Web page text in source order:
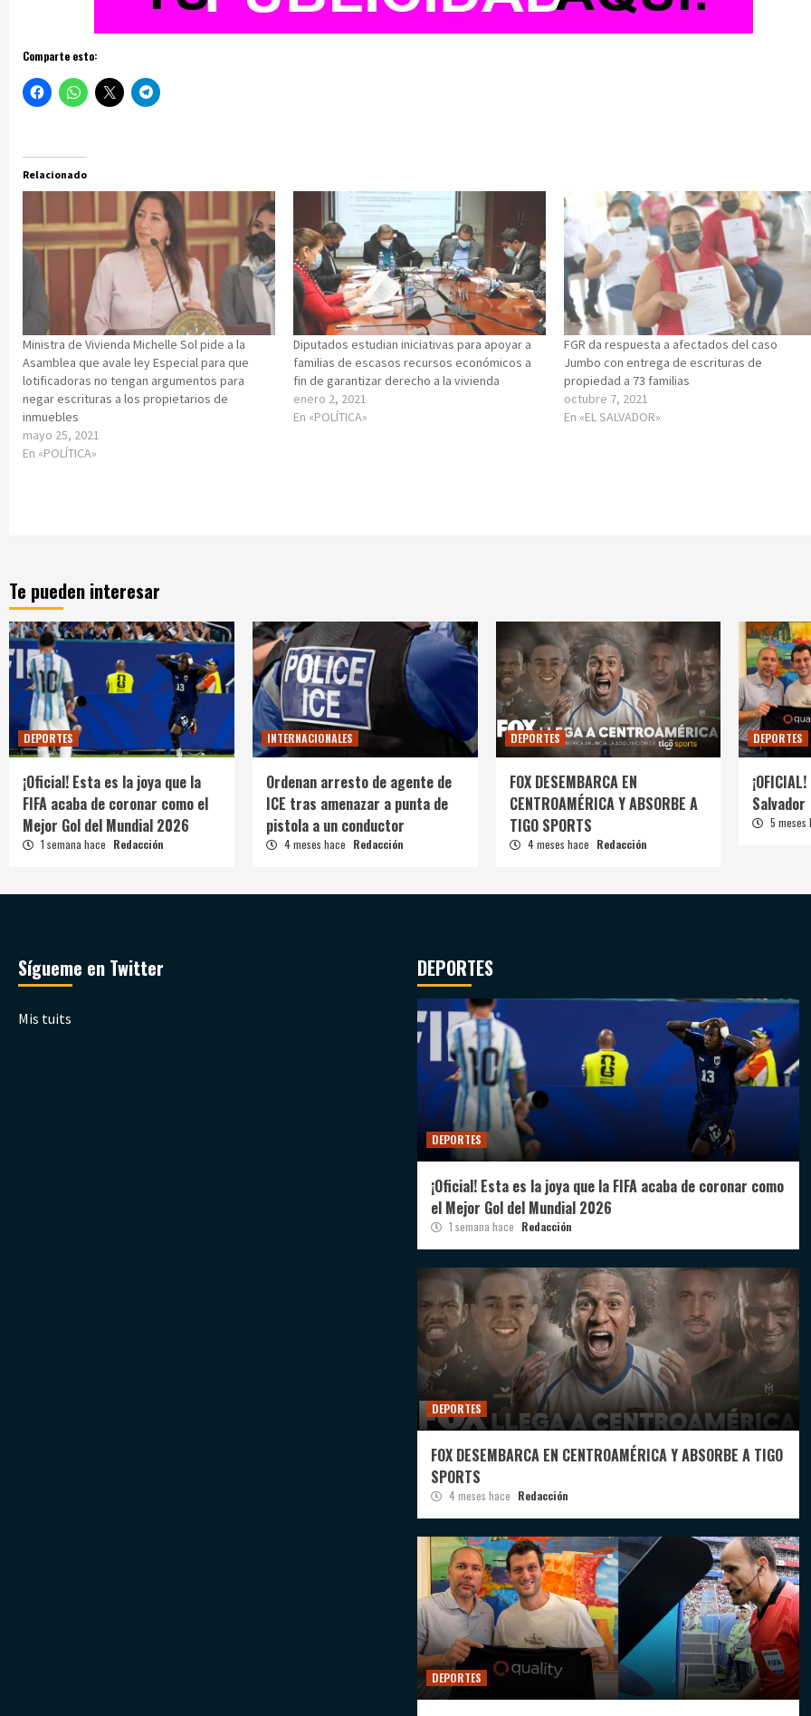
Comparte esto:
Relacionado
Ministra de Vivienda Michelle Sol pide a la
Asamblea que avale ley Especial para que
lotificadoras no tengan argumentos para
negar escrituras a los propietarios de
inmuebles
mayo 25, 2021
En «POLÍTICA»
Diputados estudian iniciativas para apoyar a
familias de escasos recursos económicos a
fin de garantizar derecho a la vivienda
enero 2, 2021
En «POLÍTICA»
FGR da respuesta a afectados del caso
Jumbo con entrega de escrituras de
propiedad a 73 familias
octubre 7, 2021
En «EL SALVADOR»
Te pueden interesar
DEPORTES
¡Oficial! Esta es la joya que la
FIFA acaba de coronar como el
Mejor Gol del Mundial 2026
1 semana hace Redacción
INTERNACIONALES
Ordenan arresto de agente de
ICE tras amenazar a punta de
pistola a un conductor
4 meses hace Redacción
DEPORTES
FOX DESEMBARCA EN
CENTROAMÉRICA Y ABSORBE A
TIGO SPORTS
4 meses hace Redacción
DEPORTES
Salvador
5
Sígueme en Twitter
Mis tuits
DEPORTES
DEPORTES
¡Oficial! Esta es la joya que la FIFA acaba de coronar como
el Mejor Gol del Mundial 2026
1 semana hace Redacción
DEPORTES
FOX DESEMBARCA EN CENTROAMÉRICA Y ABSORBE A TIGO
SPORTS
4 meses hace Redacción
DEPORTES